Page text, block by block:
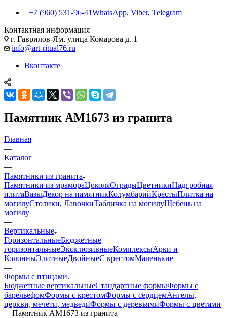
+7 (960) 531-96-41WhatsApp, Viber, Telegram
Контактная информация
г. Гаврилов-Ям, улица Комарова д. 1
info@art-ritual76.ru
Вконтакте
Памятник AM1673 из гранита
Главная
—
Каталог
—
Памятники из гранита
Памятники из мрамораЦоколяОградыЦветникиНадгробная
плитаВазыДекор на памятникКолумбарийКрестыПлитка на
могилуСтолики, ЛавочкиТабличка на могилуЩебень на
могилу
—
Вертикальные
ГоризонтальныеБюджетные
горизонтальныеЭксклюзивныеКомплексыАрки и
КолонныЭлитныеДвойныеС крестомМаленькие
—
Формы с птицами
Бюджетные вертикальныеСтандартные формыФормы с
барельефомФормы с крестомФормы с сердцемАнгелы,
церкви, мечети, медведиФормы с деревьямиФормы с цветами
—Памятник AM1673 из гранита